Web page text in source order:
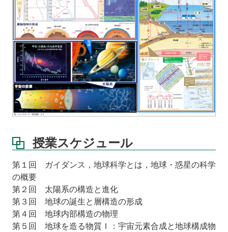
授業スケジュール
第１回 ガイダンス，地球科学とは，地球・惑星の科学
の概要
第２回 太陽系の構造と進化
第３回 地球の誕生と層構造の形成
第４回 地球内部構造の物理
第５回 地球を造る物質Ｉ：宇宙元素合成と地球構成物